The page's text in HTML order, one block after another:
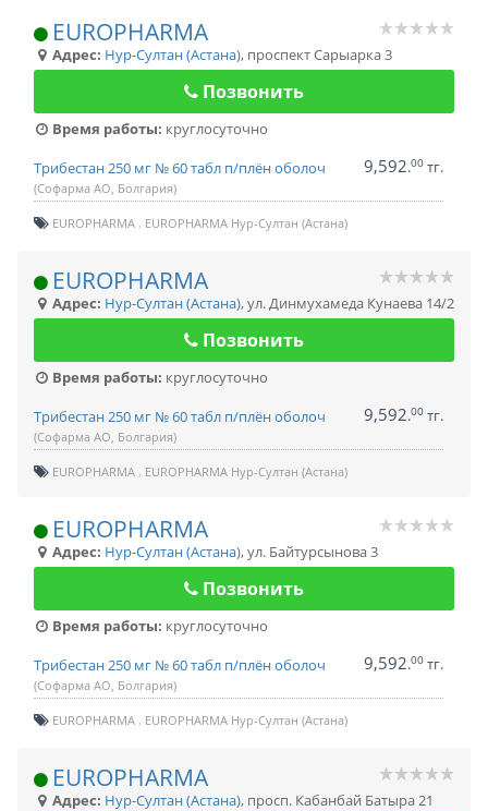
EUROPHARMA
Адрес: Нур-Султан (Астана), проспект Сарыарка 3
Позвонить
Время работы: круглосуточно
Трибестан 250 мг № 60 табл п/плён оболоч
(Софарма АО, Болгария)
9,592.00 тг.
EUROPHARMA EUROPHARMA Нур-Султан (Астана)
EUROPHARMA
Адрес: Нур-Султан (Астана),ул. Динмухамеда Кунаева 14/2
Позвонить
Время работы: круглосуточно
Трибестан 250 мг № 60 табл п/плён оболоч
(Софарма АО, Болгария)
9,592.00 тг.
EUROPHARMA EUROPHARMA Нур-Султан (Астана)
EUROPHARMA
Адрес: Нур-Султан (Астана),ул. Байтурсынова 3
Позвонить
Время работы: круглосуточно
Трибестан 250 мг № 60 табл п/плён оболоч
(Софарма АО, Болгария)
9,592.00 тг.
EUROPHARMA EUROPHARMA Нур-Султан (Астана)
EUROPHARMA
Адрес: Нур-Султан (Астана), просп. Кабанбай Батыра 21